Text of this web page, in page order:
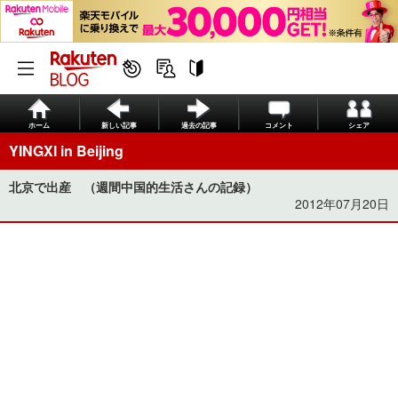
ホーム 新しい記事 過去の記事 コメント シェア
YINGXI in Beijing
北京で出産 （週間中国的生活さんの記録）
2012年07月20日